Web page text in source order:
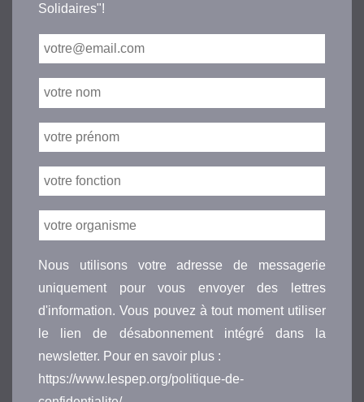
Solidaires"!
Nous utilisons votre adresse de messagerie
uniquement pour vous envoyer des lettres
d'information. Vous pouvez à tout moment utiliser
le lien de désabonnement intégré dans la
newsletter. Pour en savoir plus :
https://www.lespep.org/politique-de-